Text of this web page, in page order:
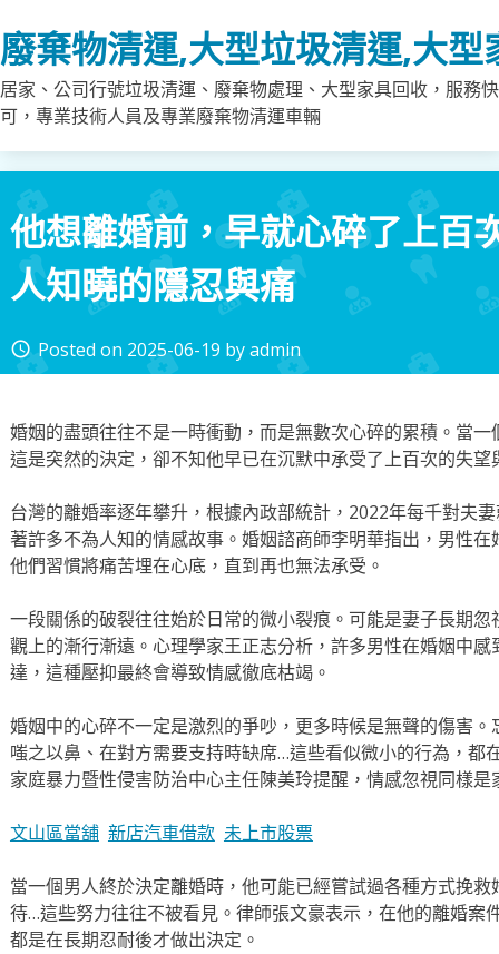
to
content
廢棄物清運,大型垃圾清運,大
居家、公司行號垃圾清運、廢棄物處理、大型家具回收，服務
可，專業技術人員及專業廢棄物清運車輛
他想離婚前，早就心碎了上百
人知曉的隱忍與痛
access_time Posted on 2025-06-19 byadmin
婚姻的盡頭往往不是一時衝動，而是無數次心碎的累積。當
這是突然的決定，卻不知他早已在沉默中承受了上百次的失望
台灣的離婚率逐年攀升，根據內政部統計，2022年每千對夫
著許多不為人知的情感故事。婚姻諮商師李明華指出，男性
他們習慣將痛苦埋在心底，直到再也無法承受。
一段關係的破裂往往始於日常的微小裂痕。可能是妻子長期
觀上的漸行漸遠。心理學家王正志分析，許多男性在婚姻中
達，這種壓抑最終會導致情感徹底枯竭。
婚姻中的心碎不一定是激烈的爭吵，更多時候是無聲的傷害
嗤之以鼻、在對方需要支持時缺席…這些看似微小的行為，都
家庭暴力暨性侵害防治中心主任陳美玲提醒，情感忽視同樣
文山區當舖 新店汽車借款 未上市股票
當一個男人終於決定離婚時，他可能已經嘗試過各種方式挽
待…這些努力往往不被看見。律師張文豪表示，在他的離婚案
都是在長期忍耐後才做出決定。